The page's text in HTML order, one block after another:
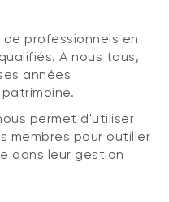
professionnels en
À nous tous,
années
permet d'utiliser
membres pour outiller
dans leur gestion